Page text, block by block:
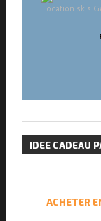
Location skis
IDEE CADEAU
ACHETER